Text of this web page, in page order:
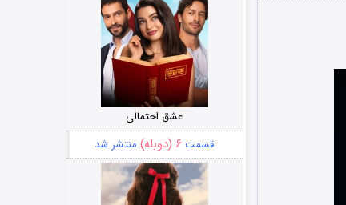
عشق احتمالی
قسمت ۶ (دوبله) منتشر شد